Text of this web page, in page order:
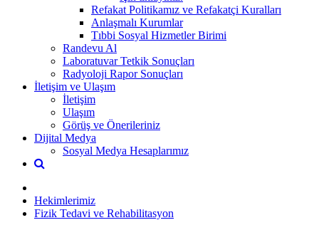
Refakat Politikamız ve Refakatçi Kuralları
Anlaşmalı Kurumlar
Tıbbi Sosyal Hizmetler Birimi
Randevu Al
Laboratuvar Tetkik Sonuçları
Radyoloji Rapor Sonuçları
İletişim ve Ulaşım
İletişim
Ulaşım
Görüş ve Önerileriniz
Dijital Medya
Sosyal Medya Hesaplarımız
Hekimlerimiz
Fizik Tedavi ve Rehabilitasyon